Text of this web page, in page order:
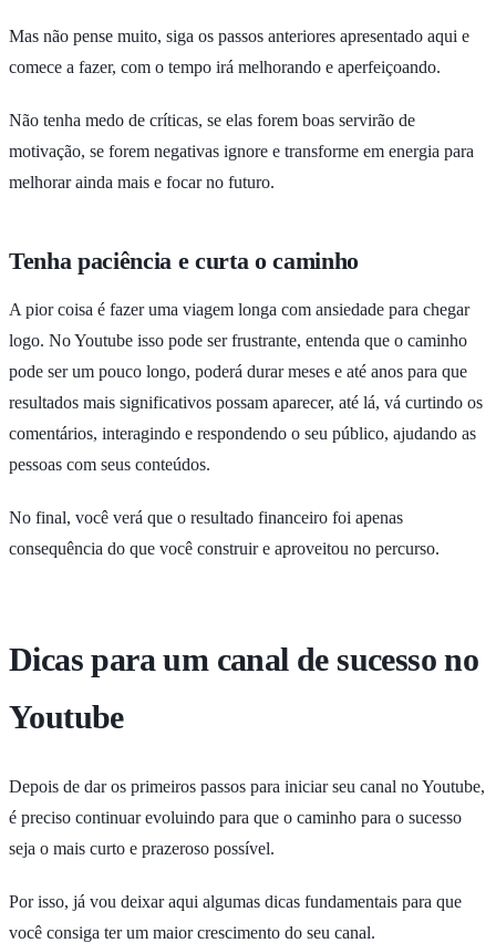
Mas não pense muito, siga os passos anteriores apresentado aqui e
comece a fazer, com o tempo irá melhorando e aperfeiçoando.
Não tenha medo de críticas, se elas forem boas servirão de
motivação, se forem negativas ignore e transforme em energia para
melhorar ainda mais e focar no futuro.
Tenha paciência e curta o caminho
A pior coisa é fazer uma viagem longa com ansiedade para chegar
logo. No Youtube isso pode ser frustrante, entenda que o caminho
pode ser um pouco longo, poderá durar meses e até anos para que
resultados mais significativos possam aparecer, até lá, vá curtindo os
comentários, interagindo e respondendo o seu público, ajudando as
pessoas com seus conteúdos.
No final, você verá que o resultado financeiro foi apenas
consequência do que você construir e aproveitou no percurso.
Dicas para um canal de sucesso no
Youtube
Depois de dar os primeiros passos para iniciar seu canal no Youtube,
é preciso continuar evoluindo para que o caminho para o sucesso
seja o mais curto e prazeroso possível.
Por isso, já vou deixar aqui algumas dicas fundamentais para que
você consiga ter um maior crescimento do seu canal.